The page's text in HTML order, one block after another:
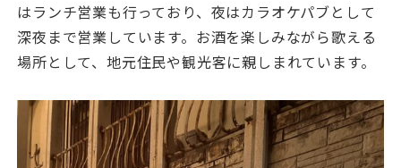
はランチ営業も行っており、夜はカラオケパブとして
深夜まで営業しています。お酒を楽しみながら歌える
場所として、地元住民や観光客に親しまれています。